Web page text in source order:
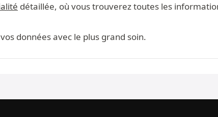
détaillée, où vous trouverez toutes les
données avec le plus grand soin.